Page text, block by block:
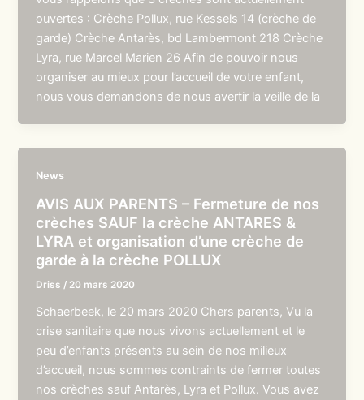
ouvertes : Crèche Pollux, rue Kessels 14 (crèche de
garde) Crèche Antarès, bd Lambermont 218 Crèche
Lyra, rue Marcel Marien 26 Afin de pouvoir nous
organiser au mieux pour l’accueil de votre enfant,
nous vous demandons de nous avertir la veille de la
News
AVIS AUX PARENTS – Fermeture de nos
crèches SAUF la crèche ANTARES &
LYRA et organisation d’une crèche de
garde à la crèche POLLUX
Driss / 20 mars 2020
Schaerbeek, le 20 mars 2020 Chers parents, Vu la
crise sanitaire que nous vivons actuellement et le
peu d’enfants présents au sein de nos milieux
d’accueil, nous sommes contraints de fermer toutes
nos crèches sauf Antarès, Lyra et Pollux. Vous avez